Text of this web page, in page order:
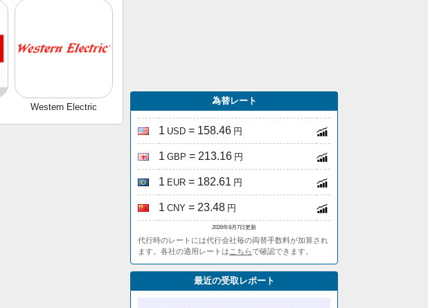
Western Electric
為替レート
1 USD = 158.46 円
1 GBP = 213.16 円
1 EUR = 182.61 円
1 CNY = 23.48 円
2026年8月7日更新
代行時のレートには代行会社毎の両替手数料が加算され
ます。各社の適用レートは こちらで確認できます。
最近の受取レポート